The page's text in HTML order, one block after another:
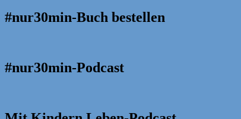
#nur30min-Buch bestellen
#nur30min-Podcast